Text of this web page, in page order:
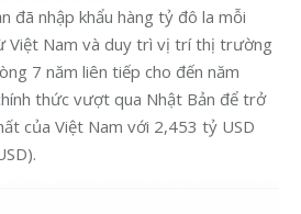
đã nhập khẩu hàng tỷ đô la mỗi
Việt Nam và duy trì vị trí thị trường
7 năm liên tiếp cho đến năm
thức vượt qua Nhật Bản để trở
của Việt Nam với 2,453 tỷ USD